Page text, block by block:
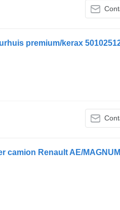
premium/kerax